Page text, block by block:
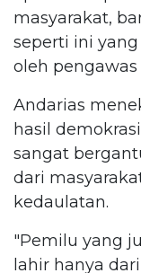
masyarakat,
seperti ini
oleh
Andarias
hasil
sangat
dari
kedaulatan.
"Pemilu yang
lahir hanya